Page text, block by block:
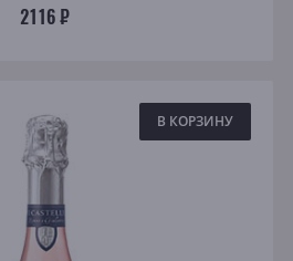
2116 ₽
В КОРЗИНУ